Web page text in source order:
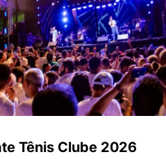
Tênis Clube 2026